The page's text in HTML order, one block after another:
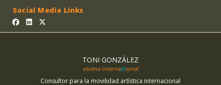
Social Media Links
TONI GONZÁLEZ
escena interna(t)ional
Consultor para la movilidad artística internacional